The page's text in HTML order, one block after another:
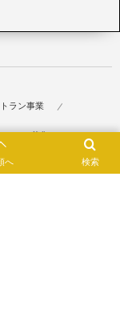
ラン事業
パート募集
ラ セレクション 検索
へ